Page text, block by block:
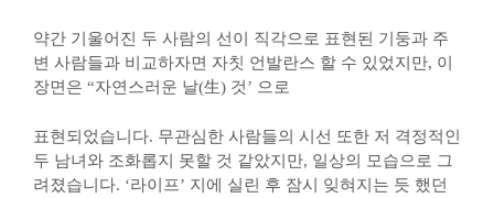
약간 기울어진 두 사람의 선이 직각으로 표현된 기둥과 주
변 사람들과 비교하자면 자칫 언발란스 할 수 있었지만, 이
장면은 “자연스러운 날(生) 것’ 으로
표현되었습니다. 무관심한 사람들의 시선 또한 저 격정적인
두 남녀와 조화롭지 못할 것 같았지만, 일상의 모습으로 그
려졌습니다. ‘라이프’ 지에 실린 후 잠시 잊혀지는 듯 했던